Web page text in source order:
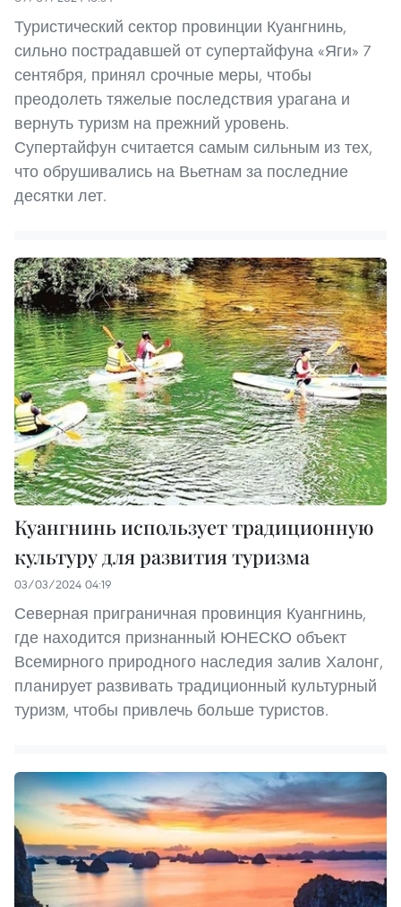
Туристический сектор провинции Куангнинь,
сильно пострадавшей от супертайфуна «Яги» 7
сентября, принял срочные меры, чтобы
преодолеть тяжелые последствия урагана и
вернуть туризм на прежний уровень.
Супертайфун считается самым сильным из тех,
что обрушивались на Вьетнам за последние
десятки лет.
Куангнинь использует традиционную
культуру для развития туризма
03/03/2024 04:19
Северная приграничная провинция Куангнинь,
где находится признанный ЮНЕСКО объект
Всемирного природного наследия залив Халонг,
планирует развивать традиционный культурный
туризм, чтобы привлечь больше туристов.